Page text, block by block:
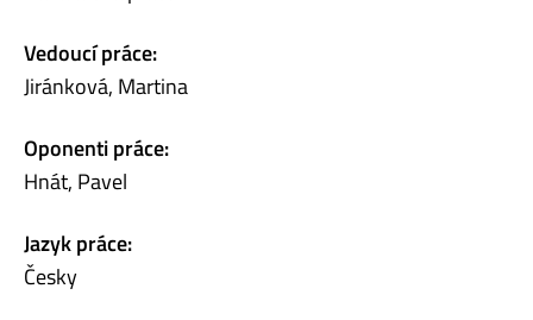
Vedoucí práce:
Jiránková, Martina
Oponenti práce:
Hnát, Pavel
Jazyk práce:
Česky